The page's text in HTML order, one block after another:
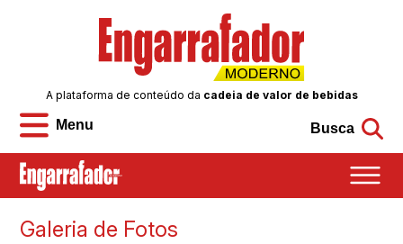
Menu
A plataforma de conteúdo da cadeia de valor de bebidas
Busca
Galeria de Fotos